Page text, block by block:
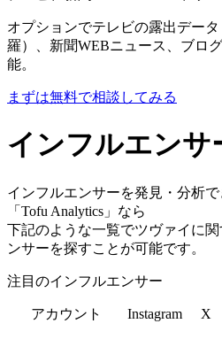
オプションでテレビの露出デー
羅）、新聞WEBニュース、ブロ
能。
まずは無料で相談してみる
インフルエンサ
インフルエンサーを発見・分析
「Tofu Analytics」なら
下記のような一覧でツヴァイに関
ンサーを探すことが可能です。
注目のインフルエンサー
アカウント Instagram X